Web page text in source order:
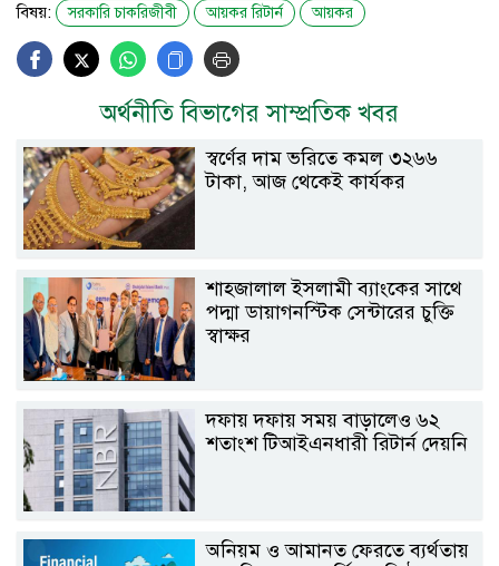
বিষয়: সরকারি চাকরিজীবী আয়কর রিটার্ন আয়কর
অর্থনীতি বিভাগের সাম্প্রতিক খবর
স্বর্ণের দাম ভরিতে কমল ৩২৬৬
টাকা, আজ থেকেই কার্যকর
শাহ্জালাল ইসলামী ব্যাংকের সাথে
পদ্মা ডায়াগনস্টিক সেন্টারের চুক্তি
স্বাক্ষর
দফায় দফায় সময় বাড়ালেও ৬২
শতাংশ টিআইএনধারী রিটার্ন দেয়নি
অনিয়ম ও আমানত ফেরতে ব্যর্থতায়